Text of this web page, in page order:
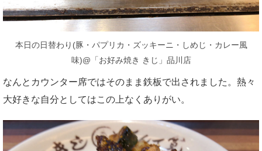
本日の日替わり(豚・パプリカ・ズッキーニ・しめじ・カレー風
味)@「お好み焼き きじ」品川店
なんとカウンター席ではそのまま鉄板で出されました。熱々
大好きな自分としてはこの上なくありがい。